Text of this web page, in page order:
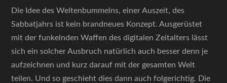
Die Idee des Weltenbummelns, einer Auszeit, des
Sabbatjahrs ist kein brandneues Konzept. Ausgerüstet
mit der funkelnden Waffen des digitalen Zeitalters lässt
sich ein solcher Ausbruch natürlich auch besser denn je
aufzeichnen und kurz darauf mit der gesamten Welt
teilen. Und so geschieht dies dann auch folgerichtig. Die